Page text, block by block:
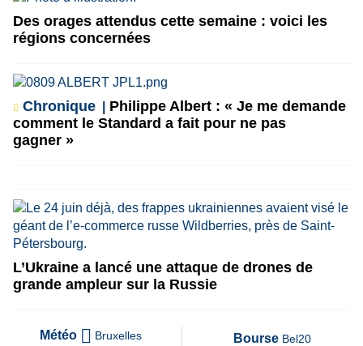
Des orages attendus cette semaine : voici les
régions concernées
Chronique
Philippe Albert : « Je me demande
comment le Standard a fait pour ne pas
gagner »
L’Ukraine a lancé une attaque de drones de
grande ampleur sur la Russie
Météo Bruxelles Bourse Bel20